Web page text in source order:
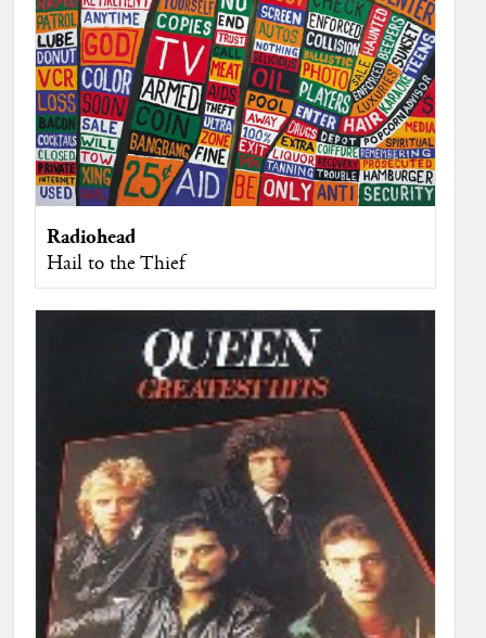
Radiohead
Hail to the Thief